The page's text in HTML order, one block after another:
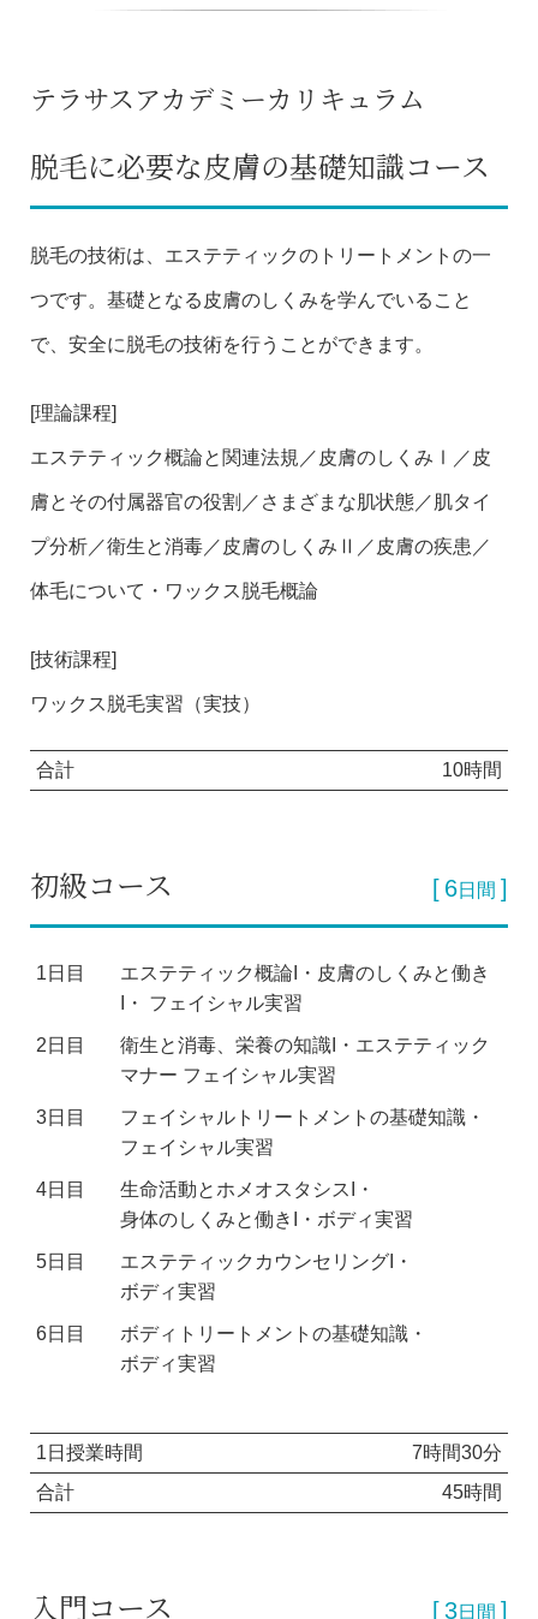
テラサスアカデミーカリキュラム
入門コース 3日間
初級コース 6日間
1日目
エステティック概論I・皮膚のしくみと働き
I・ フェイシャル実習
2日目
衛生と消毒、栄養の知識I・エステティック
マナー フェイシャル実習
3日目
フェイシャルトリートメントの基礎知識・
フェイシャル実習
4日目
生命活動とホメオスタシスI・
身体のしくみと働きI・ボディ実習
5日目
エステティックカウンセリングI・
ボディ実習
6日目
ボディトリートメントの基礎知識・
ボディ実習
1日授業時間
7時間30分
合計
45時間
脱毛に必要な皮膚の基礎知識コース
脱毛の技術は、エステティックのトリートメントの一
つです。基礎となる皮膚のしくみを学んでいること
で、安全に脱毛の技術を行うことができます。
[理論課程]
エステティック概論と関連法規／皮膚のしくみⅠ／皮
膚とその付属器官の役割／さまざまな肌状態／肌タイ
プ分析／衛生と消毒／皮膚のしくみⅡ／皮膚の疾患／
体毛について・ワックス脱毛概論
[技術課程]
ワックス脱毛実習（実技）
合計 10時間